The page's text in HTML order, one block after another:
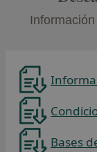
Bases